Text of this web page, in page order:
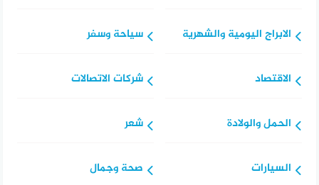
الابراج اليومية والشهرية
الاقتصاد
الحمل والولادة
السيارات
سياحة وسفر
شركات الاتصالات
شعر
صحة وجمال